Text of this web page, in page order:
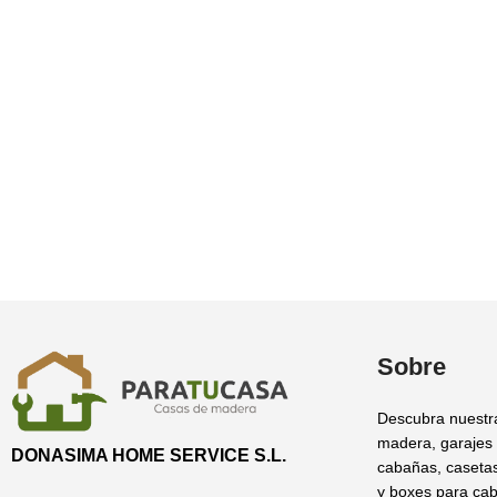
DONASIMA HOME SERVICE S.L.
Sobre
Descubra
madera,
cabañas,
y boxes para